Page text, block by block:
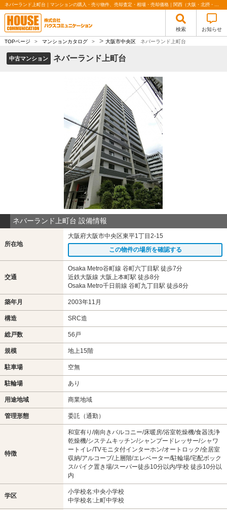
ネバーランド上町台｜マンションの購入・売り物件、売却査定・相場・売却価格｜関西（大阪・北摂・神戸）・関東（東京）で不動産の購入・売却、注文住宅、リノベーションの事なら株式会社ハウスコミュニケーション
検索 お知らせ
TOPページ > マンションカタログ > > 大阪市中央区 ネバーランド上町台
中古マンション ネバーランド上町台
ネバーランド上町台 設備情報
所在地
大阪府大阪市中央区東平1丁目2-15
この物件の場所を確認する
交通
Osaka Metro谷町線 谷町六丁目駅 徒歩7分
近鉄大阪線 大阪上本町駅 徒歩8分
Osaka Metro千日前線 谷町九丁目駅 徒歩8分
築年月 2003年11月
構造 SRC造
総戸数 56戸
規模 地上15階
駐車場 空無
駐輪場 あり
用途地域 商業地域
管理形態 委託（通勤）
特徴
和室有り/南向きバルコニー/床暖房/浴室乾燥機/食器洗浄
乾燥機/システムキッチン/シャンプードレッサー/シャワ
ートイレ/TVモニタ付インターホン/オートロック/全居室
収納/アルコーブ/上層階/エレベーター/駐輪場/宅配ボック
ス/バイク置き場/スーパー徒歩10分以内/学校 徒歩10分以
内
学区
小学校名:中央小学校
中学校名:上町中学校